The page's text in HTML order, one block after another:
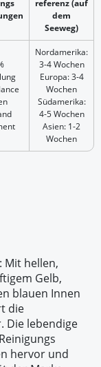
referenz (auf
dem
Seeweg)
Nordamerika:
3-4 Wochen
Europa: 3-4
Wochen
Südamerika:
4-5 Wochen
Asien: 1-2
Wochen
: Mit hellen,
Gelb,
blauen Innen
die
Die lebendige
hervor und